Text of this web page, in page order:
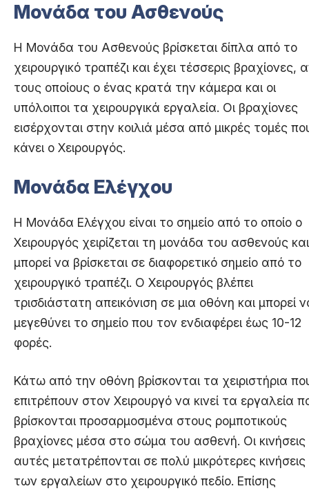
Μονάδα του Ασθενούς
Η Μονάδα του Ασθενούς βρίσκεται δίπλα από το
χειρουργικό τραπέζι και έχει τέσσερις βραχίονες,
τους οποίους ο ένας κρατά την κάμερα και οι
υπόλοιποι τα χειρουργικά εργαλεία. Οι βραχίονες
εισέρχονται στην κοιλιά μέσα από μικρές τομές
κάνει ο Χειρουργός.
Μονάδα Ελέγχου
H Μονάδα Ελέγχου είναι το σημείο από το οποίο ο
Χειρουργός χειρίζεται τη μονάδα του ασθενούς και
μπορεί να βρίσκεται σε διαφορετικό σημείο από το
χειρουργικό τραπέζι. Ο Χειρουργός βλέπει
τρισδιάστατη απεικόνιση σε μια οθόνη και μπορεί
μεγεθύνει το σημείο που τον ενδιαφέρει έως 10-12
φορές.
Κάτω από την οθόνη βρίσκονται τα χειριστήρια
επιτρέπουν στον Χειρουργό να κινεί τα εργαλεία
βρίσκονται προσαρμοσμένα στους ρομποτικούς
βραχίονες μέσα στο σώμα του ασθενή. Οι κινήσεις
αυτές μετατρέπονται σε πολύ μικρότερες κινήσεις
των εργαλείων στο χειρουργικό πεδίο. Επίσης